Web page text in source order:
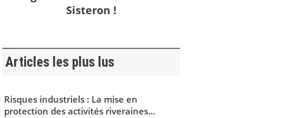
Sisteron !
Articles les plus lus
Risques industriels : La mise en
protection des activités riveraines...